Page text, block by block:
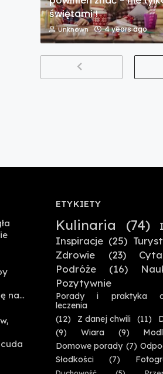
świętami !
Unknown 4 years ago
na
ETYKIETY
Kulinaria (74)
Inspiracje (25)
Zdrowie
(23)
Podróże
(16)
Pozytywnie
Porady i praktyka
leczenia
(12)
Z danej chwili (11)
(9)
Wiara (9)
Domowe porady (7)
Słodkości
(7)